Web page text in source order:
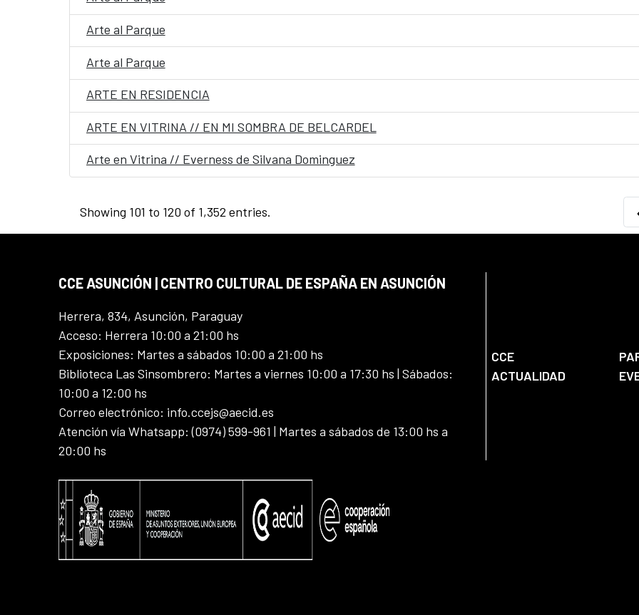
Arte al Parque
Arte al Parque
ARTE EN RESIDENCIA
ARTE EN VITRINA // EN MI SOMBRA DE BELCARDEL
Arte en Vitrina // Everness de Silvana Dominguez
Showing 101 to 120 of 1,352 entries.
CCE ASUNCIÓN | CENTRO CULTURAL DE ESPAÑA EN ASUNCIÓN
Herrera, 834, Asunción, Paraguay
Acceso: Herrera 10:00 a 21:00 hs
Exposiciones: Martes a sábados 10:00 a 21:00 hs
Biblioteca Las Sinsombrero: Martes a viernes 10:00 a 17:30 hs | Sábados:
10:00 a 12:00 hs
Correo electrónico: info.ccejs@aecid.es
Atención vía Whatsapp: (0974) 599-961 | Martes a sábados de 13:00 hs a
20:00 hs
CCE
ACTUALIDAD